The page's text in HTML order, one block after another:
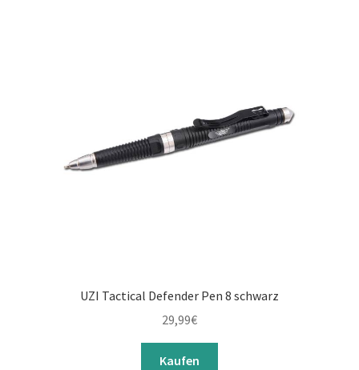
UZI Tactical Defender Pen 8 schwarz
29,99€
Kaufen